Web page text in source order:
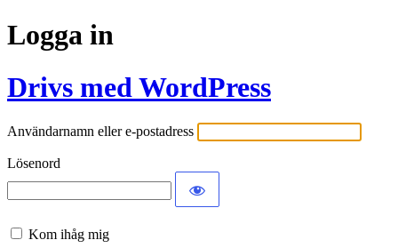
Logga in
Drivs med WordPress
Användarnamn eller e-postadress
Lösenord
Kom ihåg mig